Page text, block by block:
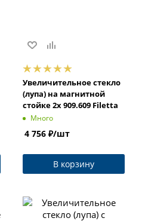
Увеличительное стекло
(лупа) на магнитной
стойке 2x 909.609 Filetta
Много
4 756 ₽/шт
В корзину